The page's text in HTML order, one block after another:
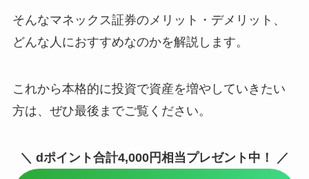
そんなマネックス証券のメリット・デメリット、
どんな人におすすめなのかを解説します。
これから本格的に投資で資産を増やしていきたい
方は、ぜひ最後までご覧ください。
＼ dポイント合計4,000円相当プレゼント中！ ／